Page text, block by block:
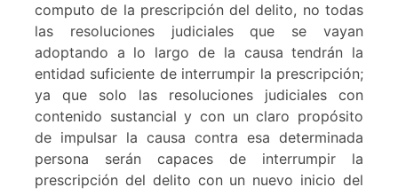
computo de la prescripción del delito, no todas
las resoluciones judiciales que se vayan
adoptando a lo largo de la causa tendrán la
entidad suficiente de interrumpir la prescripción;
ya que solo las resoluciones judiciales con
contenido sustancial y con un claro propósito
de impulsar la causa contra esa determinada
persona serán capaces de interrumpir la
prescripción del delito con un nuevo inicio del